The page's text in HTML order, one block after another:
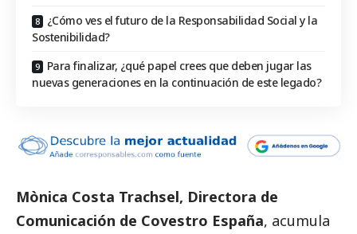
¿Cómo ves el futuro de la Responsabilidad Social y la
Sostenibilidad?
Para finalizar, ¿qué papel crees que deben jugar las
nuevas generaciones en la continuación de este legado?
Mònica Costa Trachsel, Directora de
Comunicación de Covestro España, acumula